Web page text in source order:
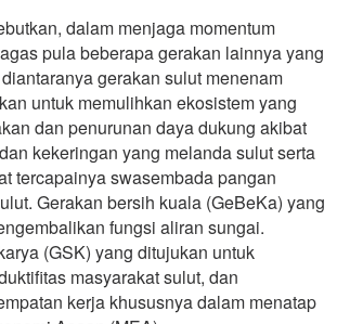
dalam menjaga momentum
pula beberapa gerakan lainnya yang
gerakan sulut menenam
untuk memulihkan ekosistem yang
dan penurunan daya dukung akibat
kekeringan yang melanda sulut serta
tercapainya swasembada pangan
Gerakan bersih kuala (GeBeKa) yang
fungsi aliran sungai.
(GSK) yang ditujukan untuk
masyarakat sulut, dan
kerja khususnya dalam menatap